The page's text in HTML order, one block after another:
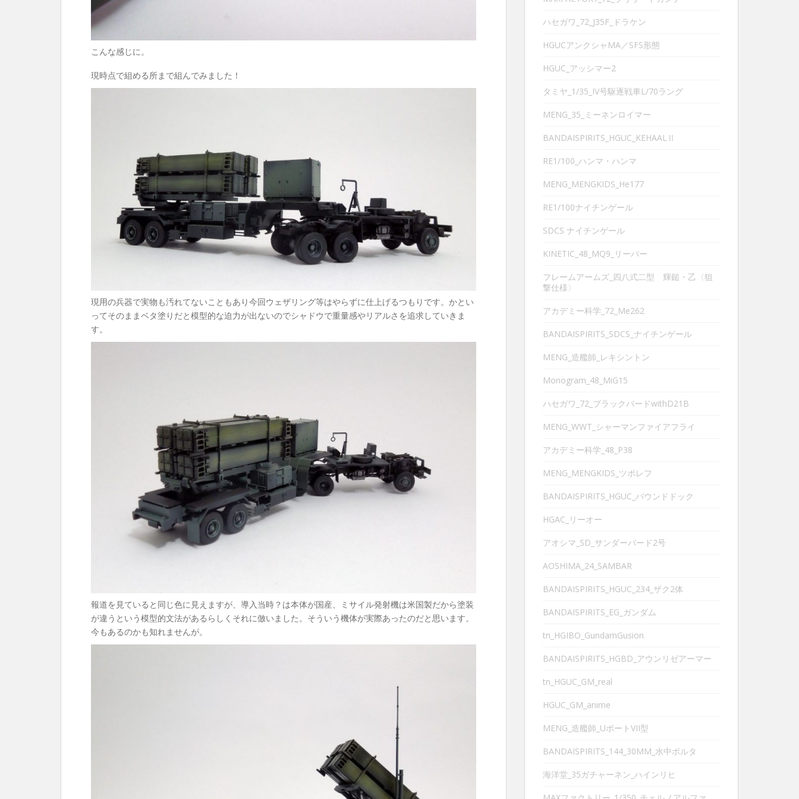
こんな感じに。
現時点で組める所まで組んでみました！
現用の兵器で実物も汚れてないこともあり今回ウェザリング等はやらずに仕上げるつもりです。かとい
ってそのままベタ塗りだと模型的な迫力が出ないのでシャドウで重量感やリアルさを追求していきま
す。
報道を見ていると同じ色に見えますが、導入当時？は本体が国産、ミサイル発射機は米国製だから塗装
が違うという模型的文法があるらしくそれに倣いました。そういう機体が実際あったのだと思います。
今もあるのかも知れませんが。
ハセガワ_72_J35F_ドラケン
HGUCアンクシャMA／SFS形態
HGUC_アッシマー2
タミヤ_1/35_IV号駆逐戦車L/70ラング
MENG_35_ミーネンロイマー
BANDAISPIRITS_HGUC_KEHAALⅡ
RE1/100_ハンマ・ハンマ
MENG_MENGKIDS_He177
RE1/100ナイチンゲール
SDCS ナイチンゲール
KINETIC_48_MQ9_リーパー
フレームアームズ_四八式二型 輝鎚・乙〈狙
撃仕様〉
アカデミー科学_72_Me262
BANDAISPIRITS_SDCS_ナイチンゲール
MENG_造艦師_レキシントン
Monogram_48_MiG15
ハセガワ_72_ブラックバードwithD21B
MENG_WWT_シャーマンファイアフライ
アカデミー科学_48_P38
MENG_MENGKIDS_ツポレフ
BANDAISPIRITS_HGUC_バウンドドック
HGAC_リーオー
アオシマ_SD_サンダーバード2号
AOSHIMA_24_SAMBAR
BANDAISPIRITS_HGUC_234_ザク2体
BANDAISPIRITS_EG_ガンダム
tn_HGIBO_GundamGusion
BANDAISPIRITS_HGBD_アウンリゼアーマー
tn_HGUC_GM_real
HGUC_GM_anime
MENG_造艦師_UボートVII型
BANDAISPIRITS_144_30MM_水中ポルタ
海洋堂_35ガチャーネン_ハインリヒ